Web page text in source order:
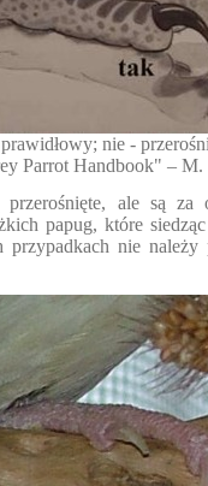
nie -
Parrot Handbook" –
ale są za
papug, które
nie należy